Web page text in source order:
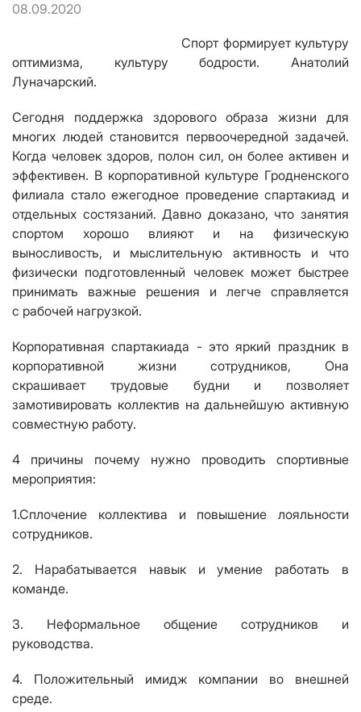
08.09.2020
Спорт формирует культуру
оптимизма, культуру бодрости. Анатолий
Луначарский.
Сегодня поддержка здорового образа жизни для
многих людей становится первоочередной задачей.
Когда человек здоров, полон сил, он более активен и
эффективен. В корпоративной культуре Гродненского
филиала стало ежегодное проведение спартакиад и
отдельных состязаний. Давно доказано, что занятия
спортом хорошо влияют и на физическую
выносливость, и мыслительную активность и что
физически подготовленный человек может быстрее
принимать важные решения и легче справляется
с рабочей нагрузкой.
Корпоративная спартакиада - это яркий праздник в
корпоративной жизни сотрудников, Она
скрашиваеттрудовые будни и позволяет
замотивировать коллектив на дальнейшую активную
совместную работу.
4 причины почему нужно проводить спортивные
мероприятия:
1.Сплочение коллектива и повышение лояльности
сотрудников.
2. Нарабатывается навык и умение работать в
команде.
3. Неформальное общение сотрудников и
руководства.
4. Положительный имидж компании во внешней
среде.